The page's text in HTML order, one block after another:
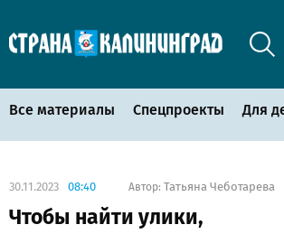
Все материалы Спецпроекты Для
30.11.2023 08:40 Автор: Татьяна Чеботарева
Чтобы найти улики,